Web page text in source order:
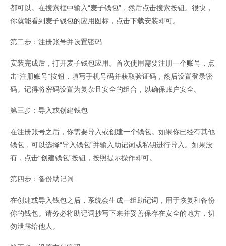
都可以。在搜索框中输入“麦子钱包”，然后点击搜索按钮。很快，
你就能看到麦子钱包的应用图标，点击下载安装即可。
第二步：注册账号并设置密码
安装完成后，打开麦子钱包应用。首次使用需要注册一个账号，点
击“注册账号”按钮，填写手机号码并获取验证码，然后设置登录密
码。记得将密码设置为复杂且安全的组合，以确保账户安全。
第三步：导入或创建钱包
在注册账号之后，你需要导入或创建一个钱包。如果你已经有其他
钱包，可以选择“导入钱包”并输入助记词或私钥进行导入。如果没
有，点击“创建钱包”按钮，按照提示操作即可。
第四步：备份助记词
在创建或导入钱包之后，系统会生成一组助记词，用于恢复和备份
你的钱包。请务必将助记词抄写下来并妥善保存在安全的地方，切
勿泄露给他人。